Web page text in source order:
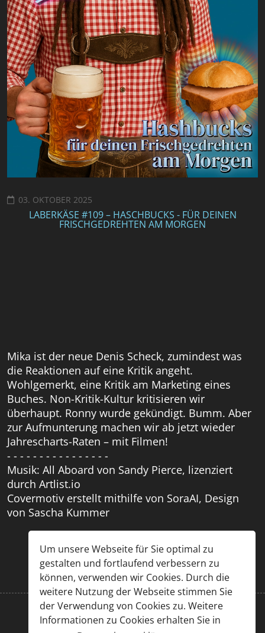
Um unsere Webseite für Sie optimal zu
gestalten und fortlaufend verbessern zu
können, verwenden wir Cookies. Durch die
weitere Nutzung der Webseite stimmen Sie
der Verwendung von Cookies zu. Weitere
Informationen zu Cookies erhalten Sie in
03. OKTOBER 2025
LABERKÄSE #109 – HASCHBUCKS - FÜR DEINEN
FRISCHGEDREHTEN AM MORGEN
Mika ist der neue Denis Scheck, zumindest was
die Reaktionen auf eine Kritik angeht.
Wohlgemerkt, eine Kritik am Marketing eines
Buches. Non-Kritik-Kultur kritisieren wir
überhaupt. Ronny wurde gekündigt. Bumm. Aber
zur Aufmunterung machen wir ab jetzt wieder
Jahrescharts-Raten – mit Filmen!
- - - - - - - - - - - - - - - -
Musik: All Aboard von Sandy Pierce, lizenziert
durch Artlist.io
Covermotiv erstellt mithilfe von SoraAI, Design
von Sascha Kummer
Impressum Datenschutz